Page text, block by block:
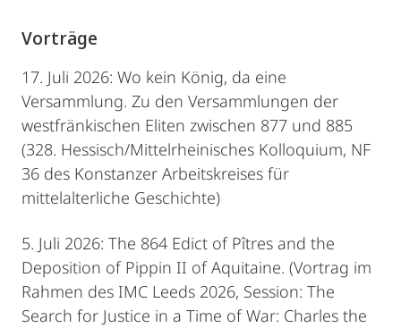
Vorträge
17. Juli 2026: Wo kein König, da eine
Versammlung. Zu den Versammlungen der
westfränkischen Eliten zwischen 877 und 885
(328. Hessisch/Mittelrheinisches Kolloquium, NF
36 des Konstanzer Arbeitskreises für
mittelalterliche Geschichte)
5. Juli 2026: The 864 Edict of Pîtres and the
Deposition of Pippin II of Aquitaine. (Vortrag im
Rahmen des IMC Leeds 2026, Session: The
Search for Justice in a Time of War: Charles the